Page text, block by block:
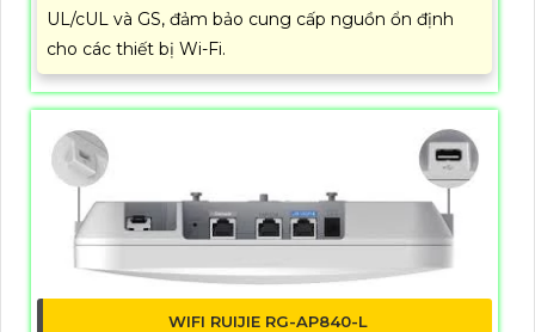
UL/cUL và GS, đảm bảo cung cấp nguồn ổn định
cho các thiết bị Wi-Fi.
WIFI RUIJIE RG-AP840-L